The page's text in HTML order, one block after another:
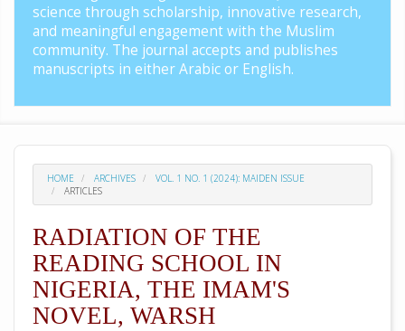
science through scholarship, innovative research,
and meaningful engagement with the Muslim
community. The journal accepts and publishes
manuscripts in either Arabic or English.
HOME ARCHIVES
VOL. 1 NO. 1 (2024): MAIDEN ISSUE
ARTICLES
RADIATION OF THE
READING SCHOOL IN
NIGERIA, THE IMAM'S
NOVEL, WARSH